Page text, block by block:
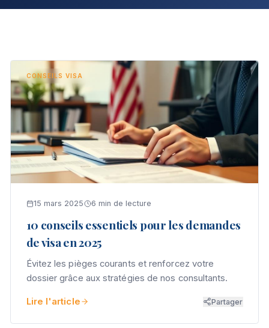
CONSEILS VISA
15 mars 2025 6 min de lecture
10 conseils essentiels pour les demandes
de visa en 2025
Évitez les pièges courants et renforcez votre
dossier grâce aux stratégies de nos consultants.
Lire l'article Partager